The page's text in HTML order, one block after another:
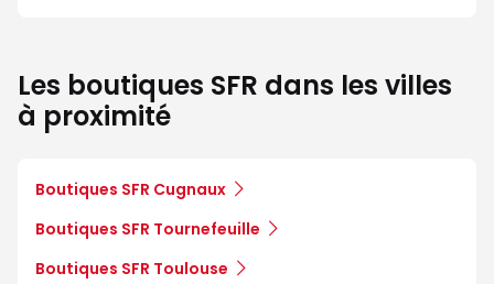
Les boutiques SFR dans les villes
à proximité
Boutiques SFR Cugnaux
Boutiques SFR Tournefeuille
Boutiques SFR Toulouse